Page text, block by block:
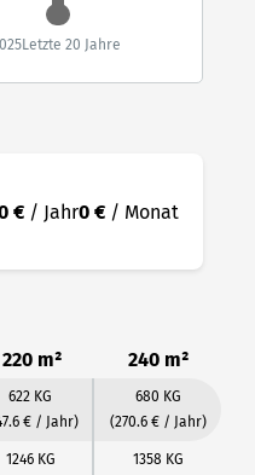
Letzte 20 Jahre
€ / Jahr0 € / Monat
220 m² 240 m²
622 KG
€ / Jahr)
680 KG
(270.6 € / Jahr)
1246 KG
1358 KG